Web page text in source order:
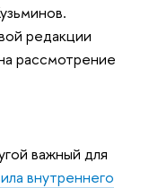
редакции
рассмотрение
важный для
внутреннего